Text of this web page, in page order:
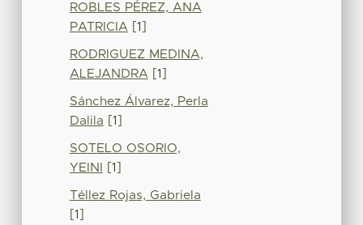
ROBLES PÉREZ, ANA
PATRICIA [1]
RODRIGUEZ MEDINA,
ALEJANDRA [1]
Sánchez Álvarez, Perla
Dalila [1]
SOTELO OSORIO,
YEINI
[1]
Téllez Rojas, Gabriela
[1]